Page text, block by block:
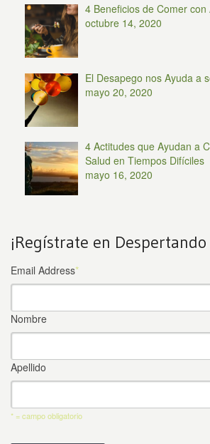
4 Beneficios de Comer con
octubre 14, 2020
El Desapego nos Ayuda a
mayo 20, 2020
4 Actitudes que Ayudan a
Salud en Tiempos Difíciles
mayo 16, 2020
¡Regístrate en
Email Address*
Nombre
Apellido
* = campo obligatorio